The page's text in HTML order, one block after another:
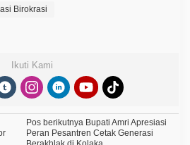
Birokrasi
Ikuti Kami
Pos berikutnyaBupati Amri Apresiasi
Peran Pesantren Cetak Generasi